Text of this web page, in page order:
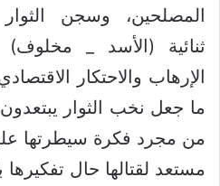
المصلحين، وسجن الثوار
ثنائية (الأسد _ مخلوف)
الإرهاب والاحتكار
ما جعل نخب الثوار
من مجرد فكرة سيطرتها
مستعد لقتالها حال تفكيرها